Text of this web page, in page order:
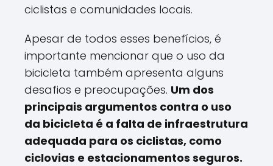
ciclistas e comunidades locais.
Apesar de todos esses benefícios, é
importante mencionar que o uso da
bicicleta também apresenta alguns
desafios e preocupações. Um dos
principais argumentos contra o uso
da bicicleta é a falta de infraestrutura
adequada para os ciclistas, como
ciclovias e estacionamentos seguros.